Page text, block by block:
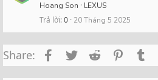
Hoang Son LEXUS
Trả lời 0 20 Tháng 5 2025
Share: FacebookTwitterReddit